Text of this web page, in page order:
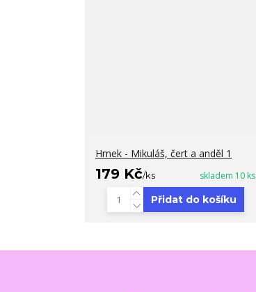
Hrnek - Mikuláš, čert a anděl 1
179 Kč/ks skladem 10 ks
Přidat do košíku